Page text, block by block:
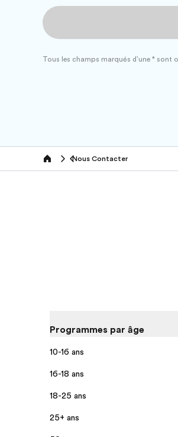
Tous les champs marqués d'une * sont
Home Nous Contacter
Programmes par âge
10-16 ans
16-18 ans
18-25 ans
25+ ans